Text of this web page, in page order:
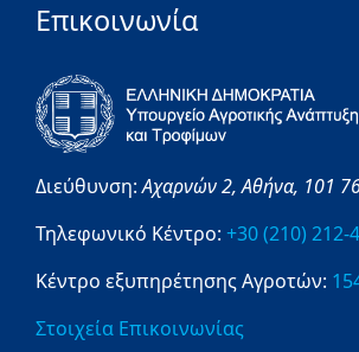
Επικοινωνία
Διεύθυνση:Αχαρνών 2,Αθήνα, 101
Τηλεφωνικό Κέντρο: +30 (210) 212-
Κέντρο εξυπηρέτησης Αγροτών:
Στοιχεία Επικοινωνίας